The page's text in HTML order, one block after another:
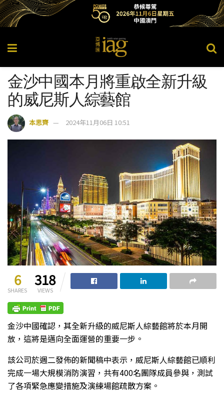
金沙中國本月將重啟全新升級
的威尼斯人綜藝館
本思齊 2024年11月06日 10:51
6
SHARES
318
VIEWS
金沙中國確認，其全新升級的威尼斯人綜藝館將於本月開
放，這將是邁向全面運營的重要一步。
該公司於週二發佈的新聞稿中表示，威尼斯人綜藝館已順利
完成一場大規模消防演習，共有400名團隊成員參與，測試
了各項緊急應變措施及演練場館疏散方案。